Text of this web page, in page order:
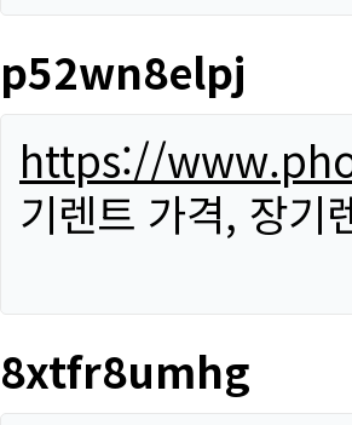
p52wn8elpj
https://
기렌트 가격, 장기
8xtfr8umhg